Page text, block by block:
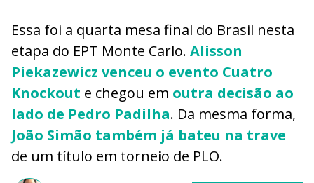
Essa foi a quarta mesa final do Brasil nesta
etapa do EPT Monte Carlo. Alisson
Piekazewicz venceu o evento Cuatro
Knockout e chegou em outra decisão ao
lado de Pedro Padilha. Da mesma forma,
João Simão também já bateu na trave
de um título em torneio de PLO.